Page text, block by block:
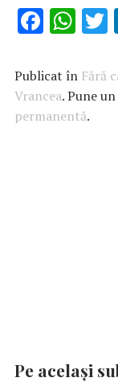
F
e
b
o
W
at
s
A
Publicat în Fără
Vrancea. Pune
permanentă.
Pe același